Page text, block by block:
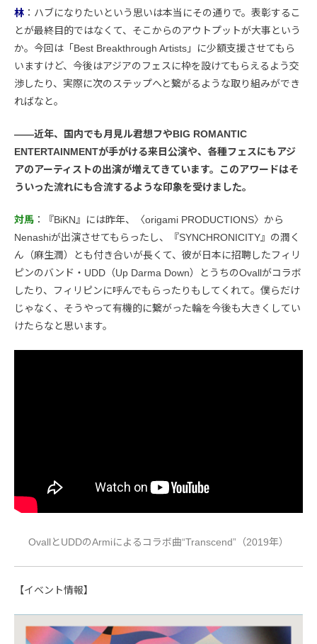
林 ：ハブになりたいという思いは本当にその通りで。表彰するこ
とが最終目的ではなくて、そこからのアウトプットが大事という
か。今回は「Best Breakthrough Artists」に少額支援させてもら
いますけど、今後はアジアのフェスに枠を設けてもらえるよう交
渉したり、実際に次のステップへと繋がるような取り組みができ
ればなと。
――近年、国内でも月見ル君想フやBIG ROMANTIC
ENTERTAINMENTが手がける来日公演や、各種フェスにもアジ
アのアーティストの出演が増えてきています。このアワードはそ
ういった流れにも合流するような印象を受けました。
対馬 ：『BiKN』には昨年、〈origami PRODUCTIONS〉から
Nenashiが出演させてもらったし、『SYNCHRONICITY』の潤く
ん（麻生潤）とも付き合いが長くて、彼が日本に招聘したフィリ
ピンのバンド・UDD（Up Darma Down）とうちのOvallがコラボ
したり、フィリピンに呼んでもらったりもしてくれて。僕らだけ
じゃなく、そうやって有機的に繋がった輪を今後も大きくしてい
けたらなと思います。
OvallとUDDのArmiによるコラボ曲“Transcend”（2019年）
【イベント情報】